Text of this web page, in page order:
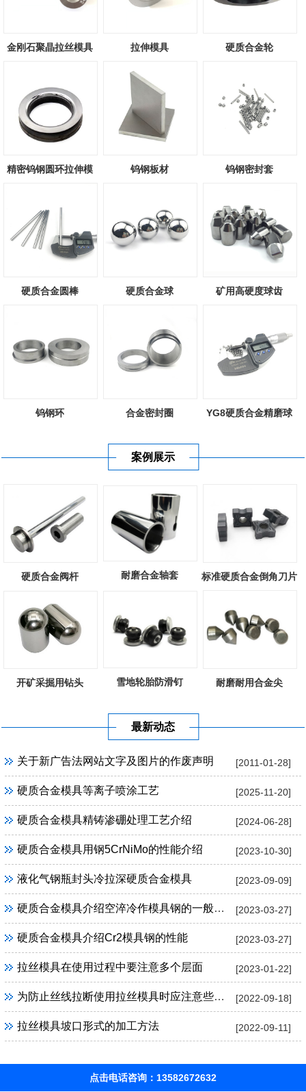
金刚石聚晶拉丝模具 拉伸模具 硬质合金轮
精密钨钢圆环拉伸模 钨钢板材 钨钢密封套
硬质合金圆棒 硬质合金球 矿用高硬度球齿
钨钢环 合金密封圈 YG8硬质合金精磨球
案例展示
硬质合金阀杆 耐磨合金轴套 标准硬质合金倒角刀片
开矿采掘用钻头 雪地轮胎防滑钉 耐磨耐用合金尖
最新动态
[2011-01-28]
关于新广告法网站文字及图片的作废声明
[2025-11-20]
硬质合金模具等离子喷涂工艺
[2024-06-28]
硬质合金模具精铸渗硼处理工艺介绍
[2023-10-30]
硬质合金模具用钢5CrNiMo的性能介绍
[2023-09-09]
液化气钢瓶封头冷拉深硬质合金模具
[2023-03-27]
硬质合金模具介绍空淬冷作模具钢的一般特性
[2023-03-27]
硬质合金模具介绍Cr2模具钢的性能
[2023-01-22]
拉丝模具在使用过程中要注意多个层面
[2022-09-18]
为防止丝线拉断使用拉丝模具时应注意些什么
[2022-09-11]
拉丝模具坡口形式的加工方法
点击电话咨询：13582672632